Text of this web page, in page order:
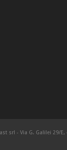
srl - Via G. Galilei 29/E,